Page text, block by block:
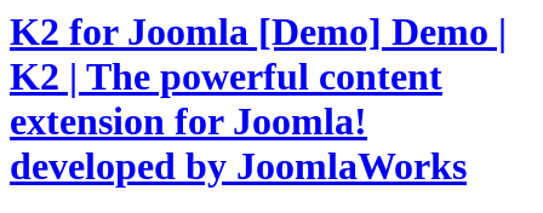
K2 for Joomla [Demo] Demo |
K2 | The powerful content
extension for Joomla!
developed by JoomlaWorks